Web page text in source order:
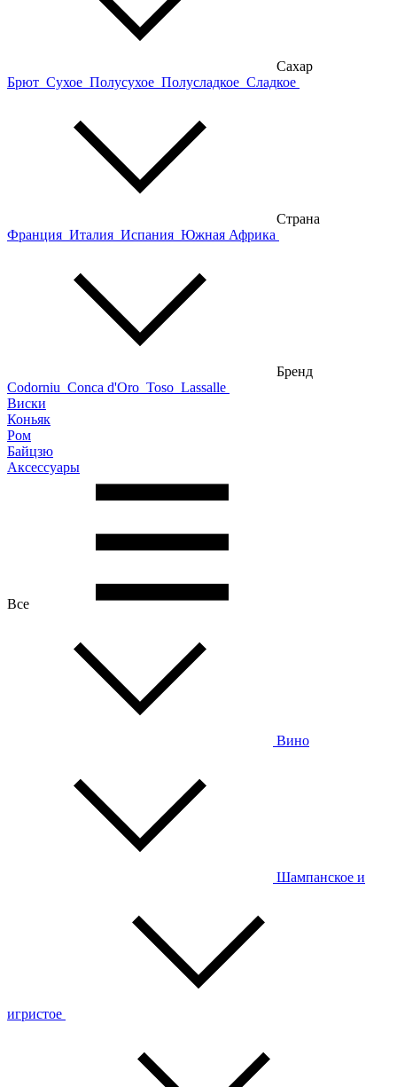
Сахар
Брют Сухое Полусухое Полусладкое Сладкое
Страна
Франция Италия Испания Южная Африка
Бренд
Codorniu Conca d'Oro Toso Lassalle
Виски
Коньяк
Ром
Байцзю
Аксессуары
Все
Вино
Шампанское и
игристое